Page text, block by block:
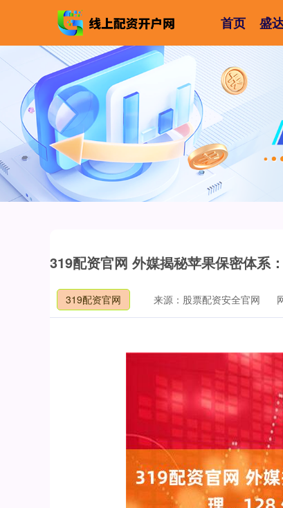
首页 盛
319配资官网 外媒揭秘苹果保密体系
319配资官网 来源：股票配资安全官网